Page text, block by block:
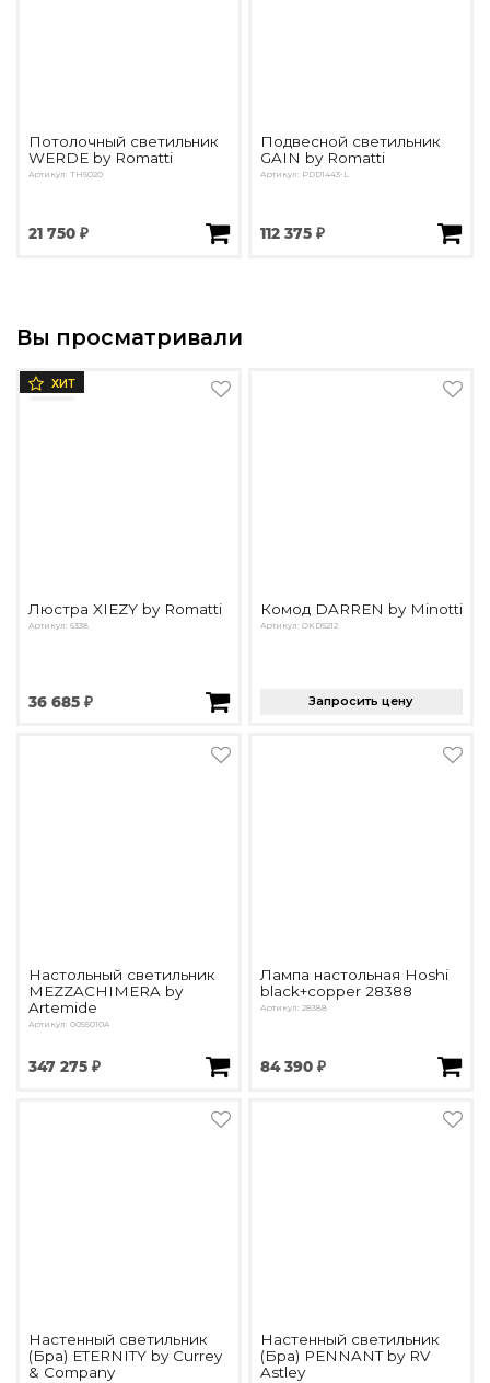
Потолочный светильник
WERDE by Romatti
Артикул: TH6020
21 750 ₽
Подвесной светильник
GAIN by Romatti
Артикул: PDD1443-L
112 375 ₽
Вы просматривали
ХИТ
Люстра XIEZY by Romatti
Артикул: 6338
36 685 ₽
Комод DARREN by Minotti
Артикул: OKD5212
Запросить цену
Настольный светильник
MEZZACHIMERA by
Artemide
Артикул: 0055010A
347 275 ₽
Лампа настольная Hoshi
black+copper 28388
Артикул: 28388
84 390 ₽
Настенный светильник
(Бра) ETERNITY by Currey
& Company
Настенный светильник
(Бра) PENNANT by RV
Astley